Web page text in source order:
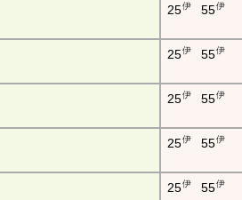
25伊 55伊
25伊 55伊
25伊 55伊
25伊 55伊
25伊 55伊